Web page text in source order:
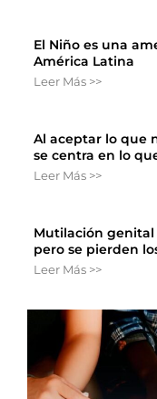
El Niño es una
América Latina
Leer Más >>
Al aceptar lo que
se centra en lo
Leer Más >>
Mutilación genital
pero se pierden
Leer Más >>